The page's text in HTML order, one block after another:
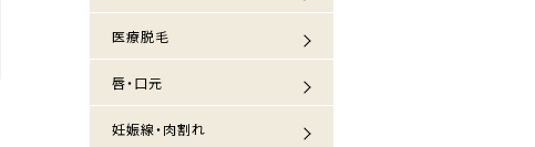
医療脱毛
唇・口元
妊娠線・肉割れ